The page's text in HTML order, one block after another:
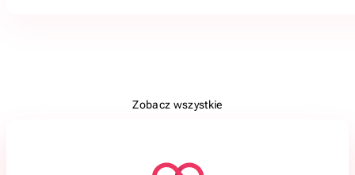
Zobacz wszystkie